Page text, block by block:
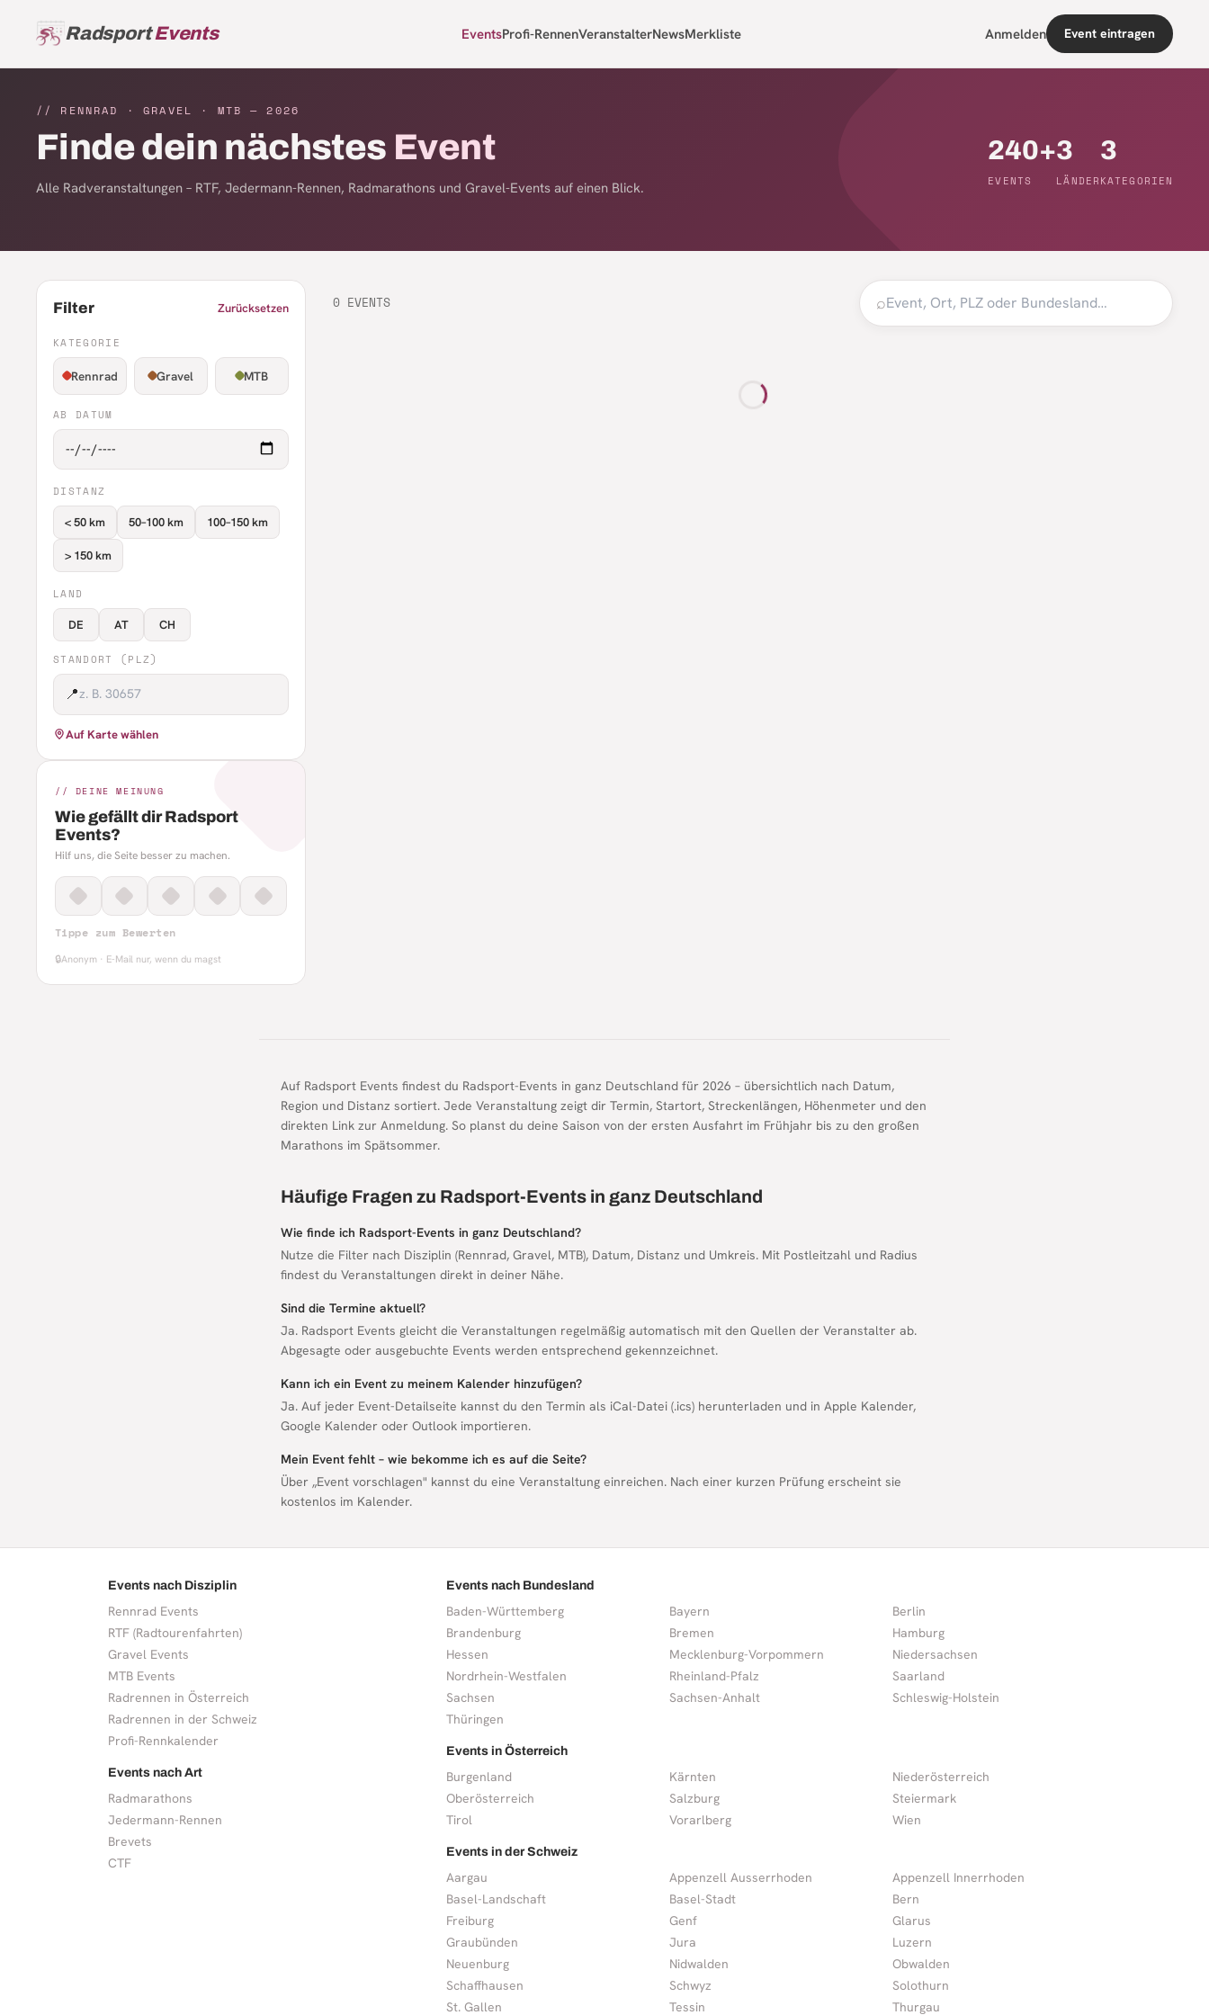
RadsportEvents EventsProfi-RennenVeranstalterNewsMerkliste Anmelden Event eintragen
// RENNRAD · GRAVEL · MTB —2026
Finde dein nächstes Event
Alle Radveranstaltungen – RTF, Jedermann-Rennen, Radmarathons und Gravel-Events auf einen Blick.
240+
EVENTS
3
LÄNDER
3
KATEGORIEN
Filter Zurücksetzen
KATEGORIE
Rennrad Gravel MTB
AB DATUM
DISTANZ
< 50 km 50–100 km 100–150 km
> 150 km
LAND
DE AT CH
STANDORT (PLZ)
📍
Auf Karte wählen
// DEINE MEINUNG
Wie gefällt dir Radsport
Events?
Hilf uns, die Seite besser zu machen.
Tippe zum Bewerten
🔒Anonym · E-Mail nur, wenn du magst
0 EVENTS ⌕
Auf Radsport Events findest du Radsport-Events in ganz Deutschland für 2026 – übersichtlich nach Datum,
Region und Distanz sortiert. Jede Veranstaltung zeigt dir Termin, Startort, Streckenlängen, Höhenmeter und den
direkten Link zur Anmeldung. So planst du deine Saison von der ersten Ausfahrt im Frühjahr bis zu den großen
Marathons im Spätsommer.
Häufige Fragen zu Radsport-Events in ganz Deutschland
Wie finde ich Radsport-Events in ganz Deutschland?
Nutze die Filter nach Disziplin (Rennrad, Gravel, MTB), Datum, Distanz und Umkreis. Mit Postleitzahl und Radius
findest du Veranstaltungen direkt in deiner Nähe.
Sind die Termine aktuell?
Ja. Radsport Events gleicht die Veranstaltungen regelmäßig automatisch mit den Quellen der Veranstalter ab.
Abgesagte oder ausgebuchte Events werden entsprechend gekennzeichnet.
Kann ich ein Event zu meinem Kalender hinzufügen?
Ja. Auf jeder Event-Detailseite kannst du den Termin als iCal-Datei (.ics) herunterladen und in Apple Kalender,
Google Kalender oder Outlook importieren.
Mein Event fehlt – wie bekomme ich es auf die Seite?
Über „Event vorschlagen" kannst du eine Veranstaltung einreichen. Nach einer kurzen Prüfung erscheint sie
kostenlos im Kalender.
Events nach Disziplin
Rennrad Events
RTF (Radtourenfahrten)
Gravel Events
MTB Events
Radrennen in Österreich
Radrennen in der Schweiz
Profi-Rennkalender
Events nach Art
Radmarathons
Jedermann-Rennen
Brevets
CTF
Events nach Bundesland
Baden-Württemberg Bayern
Berlin
Brandenburg
Bremen
Hamburg
Hessen
Mecklenburg-Vorpommern
Niedersachsen
Nordrhein-Westfalen
Rheinland-Pfalz
Saarland
Sachsen
Sachsen-Anhalt
Schleswig-Holstein
Thüringen
Events in Österreich
Burgenland Kärnten
Niederösterreich
Oberösterreich
Salzburg
Steiermark
Tirol
Vorarlberg Wien
Events in der Schweiz
Aargau Appenzell Ausserrhoden
Appenzell Innerrhoden
Basel-Landschaft
Basel-Stadt
Bern
Freiburg
Genf
Glarus
Graubünden
Jura
Luzern
Neuenburg
Nidwalden
Obwalden
Schaffhausen
Schwyz
Solothurn
St. Gallen
Tessin Thurgau